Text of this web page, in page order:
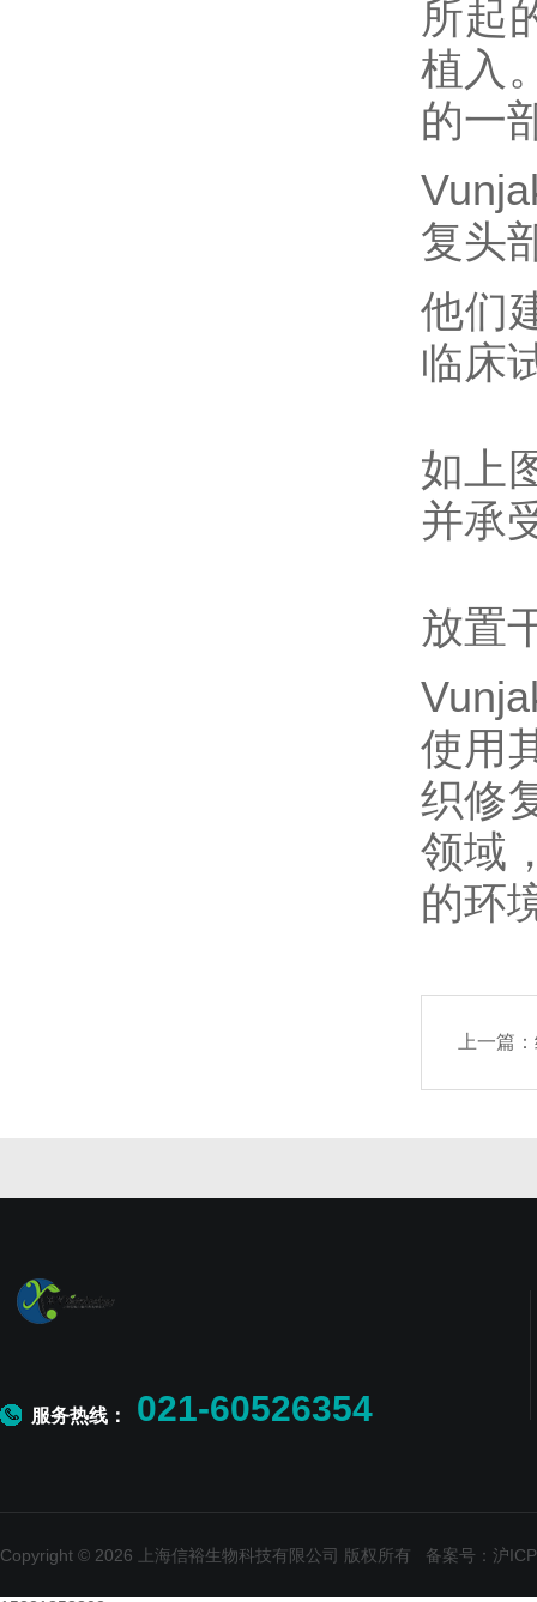
所起
植入
的一
复头
他们
临床
如上
并承
放置
使用
织修
领域
的环
上一篇：
服务热线： 021-60526354
Copyright © 2026 上海信裕生物科技有限公司 版权所有 备案号：沪